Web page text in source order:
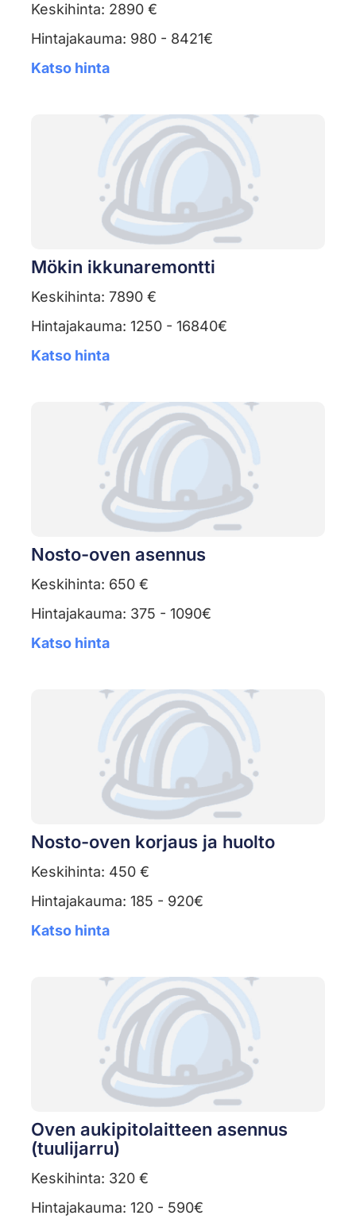
Keskihinta: 2890 €
Hintajakauma: 980 - 8421€
Katso hinta
Mökin ikkunaremontti
Keskihinta: 7890 €
Hintajakauma: 1250 - 16840€
Katso hinta
Nosto-oven asennus
Keskihinta: 650 €
Hintajakauma: 375 - 1090€
Katso hinta
Nosto-oven korjaus ja huolto
Keskihinta: 450 €
Hintajakauma: 185 - 920€
Katso hinta
Oven aukipitolaitteen asennus
(tuulijarru)
Keskihinta: 320 €
Hintajakauma: 120 - 590€